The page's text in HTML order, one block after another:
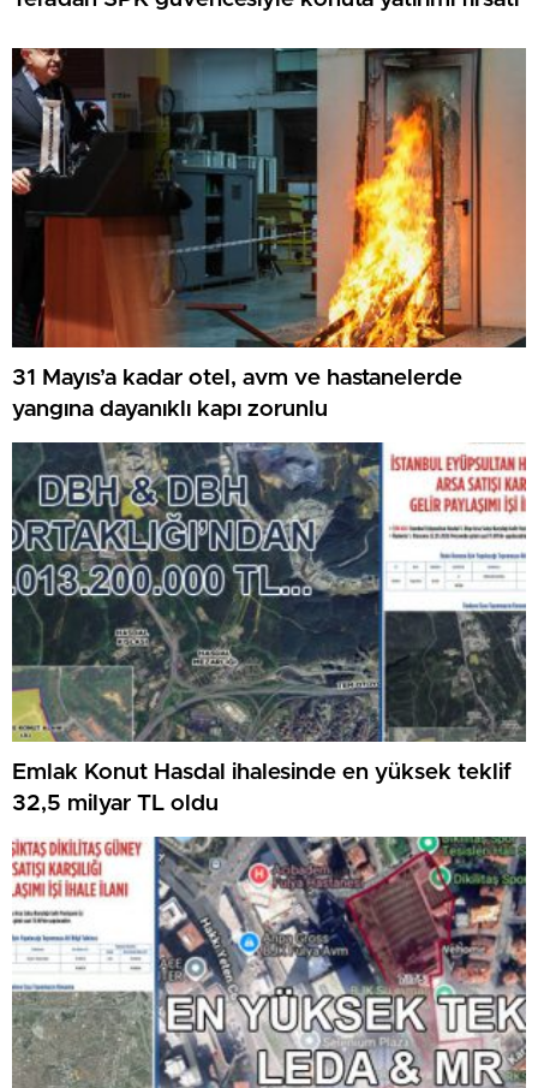
31 Mayıs’a kadar otel, avm ve hastanelerde
yangına dayanıklı kapı zorunlu
Emlak Konut Hasdal ihalesinde en yüksek teklif
32,5 milyar TL oldu